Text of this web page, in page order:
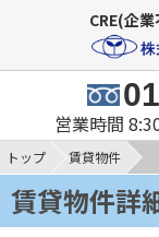
CRE(企
営業時間
トップ 賃貸物件
賃貸物件詳